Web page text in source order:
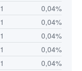
1
0,04%
1
0,04%
1
0,04%
1
0,04%
1
0,04%